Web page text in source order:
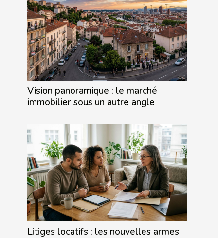
Vision panoramique : le marché
immobilier sous un autre angle
Litiges locatifs : les nouvelles armes